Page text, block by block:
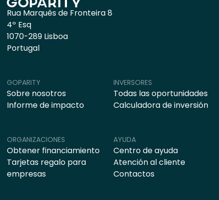
Rua Marquês de Fronteira 8
4º Esq
1070-289 Lisboa
Portugal
ORGANIZACIONES
Obtener financiamiento
Tarjetas regalo para
empresas
AYUDA
Centro de ayuda
Atención al cliente
Contactos
GOPARITY
Sobre nosotros
Informe de impacto
INVERSORES
Todas las oportunidades
Calculadora de inversión